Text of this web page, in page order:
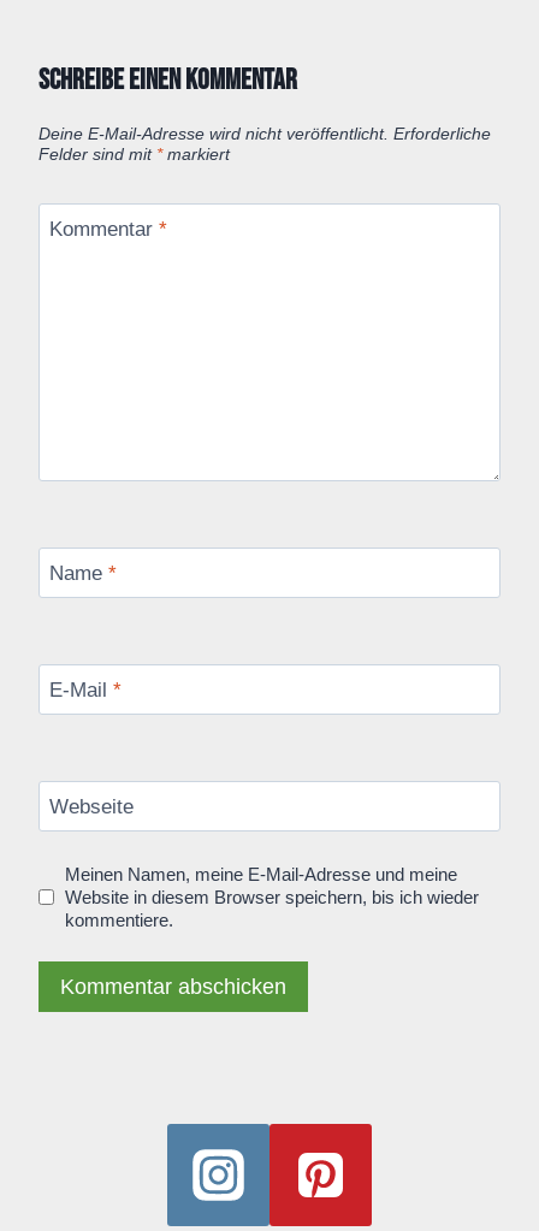
Schreibe einen Kommentar
Deine E-Mail-Adresse wird nicht veröffentlicht. Erforderliche
Felder sind mit *markiert
Kommentar *
Name *
E-Mail *
Webseite
Meinen Namen, meine E-Mail-Adresse und meine
Website in diesem Browser speichern, bis ich wieder
kommentiere.